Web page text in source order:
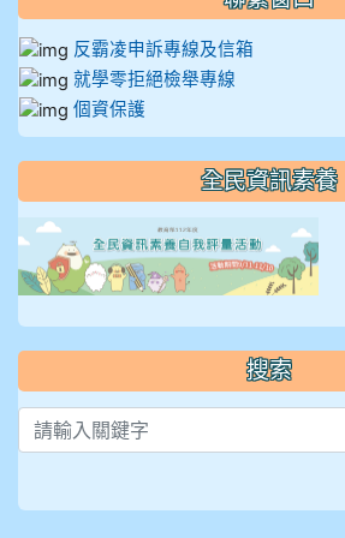
反霸凌申訴專線及信箱
就學零拒絕檢舉專線
個資保護
全民資訊素養
搜索